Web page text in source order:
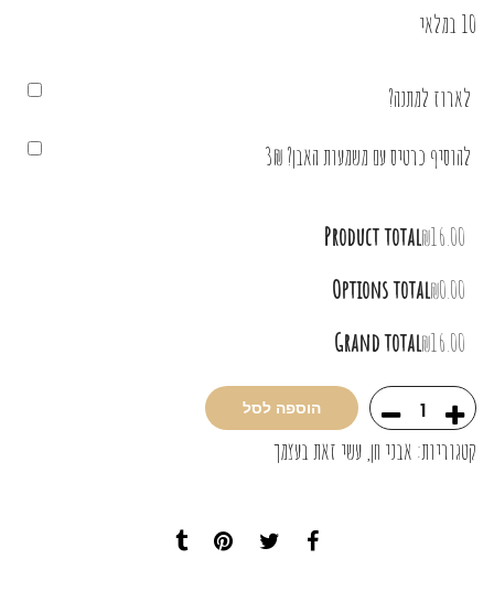
10 במלאי
לארוז למתנה?
להוסיף כרטיס עם משמעות האבן? 3₪
Product total₪16.00
Options total₪0.00
Grand total₪16.00
הוספה לסל
קטגוריות: אבני חן עשי זאת בעצמך